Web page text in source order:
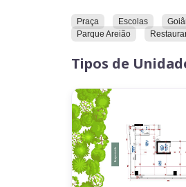
Praça Escolas
Parque Areião
Tipos de